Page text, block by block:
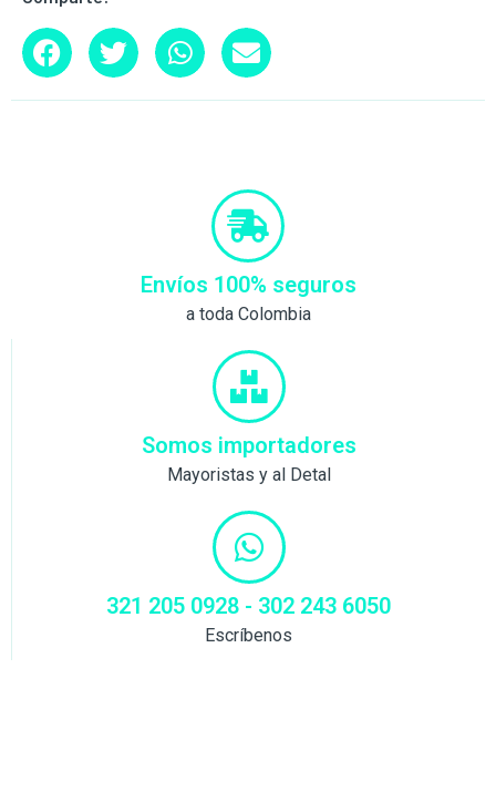
Envíos 100% seguros
a toda Colombia
Somos importadores
Mayoristas y al Detal
321 205 0928 - 302 243 6050
Escríbenos